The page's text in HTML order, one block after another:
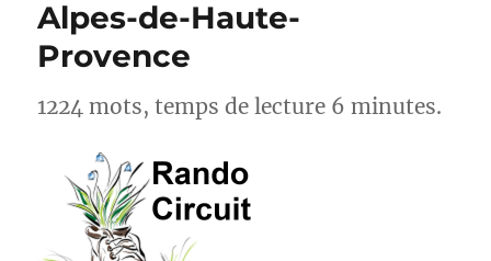
Alpes-de-Haute-
Provence
1224 mots, temps de lecture 6 minutes.